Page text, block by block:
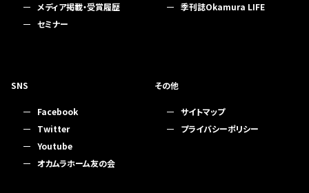
メディア掲載・受賞履歴
セミナー
季刊誌Okamura LIFE
SNS
Facebook
Twitter
Youtube
オカムラホーム友の会
その他
サイトマップ
プライバシーポリシー